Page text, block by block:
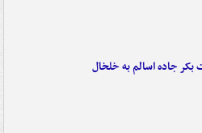
جاده اسالم به خلخال